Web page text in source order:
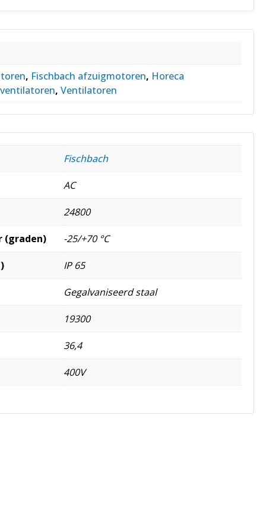
, Fischbach afzuigmotoren, Horeca
, Ventilatoren
Fischbach
AC
24800
(graden) -25/+70 °C
IP 65
Gegalvaniseerd staal
19300
36,4
400V